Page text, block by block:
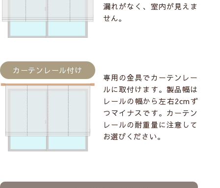
漏れがなく、室内が見えま
せん。
カーテンレール付け
専用の金具でカーテンレー
ルに取付けます。製品幅は
レールの幅から左右2cmず
つマイナスです。カーテン
レールの耐重量に注意して
お選びください。